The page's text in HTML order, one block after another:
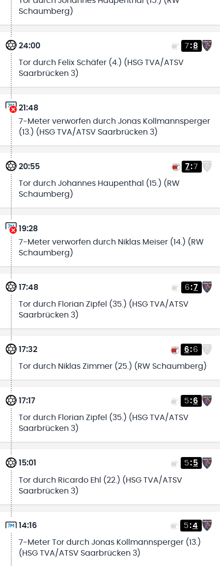
Schaumberg)
24:00 7:8
Tor durch Felix Schäfer (4.) (HSG TVA/ATSV
Saarbrücken 3)
21:48
7-Meter verworfen durch Jonas Kollmannsperger
(13.) (HSG TVA/ATSV Saarbrücken 3)
20:55 7:7
Tor durch Johannes Haupenthal (15.) (RW
Schaumberg)
19:28
7-Meter verworfen durch Niklas Meiser (14.) (RW
Schaumberg)
17:48 6:7
Tor durch Florian Zipfel (35.) (HSG TVA/ATSV
Saarbrücken 3)
17:32 6:6
Tor durch Niklas Zimmer (25.) (RW Schaumberg)
17:17 5:6
Tor durch Florian Zipfel (35.) (HSG TVA/ATSV
Saarbrücken 3)
15:01 5:5
Tor durch Ricardo Ehl (22.) (HSG TVA/ATSV
Saarbrücken 3)
14:16 5:4
7-Meter Tor durch Jonas Kollmannsperger (13.)
(HSG TVA/ATSV Saarbrücken 3)